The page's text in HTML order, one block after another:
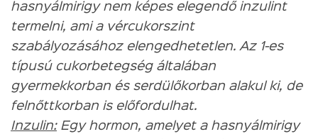
hasnyálmirigy nem képes elegendő inzulint
termelni, ami a vércukorszint
szabályozásához elengedhetetlen. Az 1-es
típusú cukorbetegség általában
gyermekkorban és serdülőkorban alakul ki, de
felnőttkorban is előfordulhat.
Inzulin:Egy hormon, amelyet a hasnyálmirigy